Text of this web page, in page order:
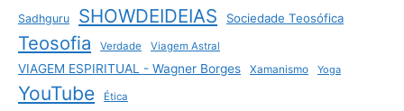
Sadhguru SHOWDEIDEIAS Sociedade Teosófica
Teosofia Verdade Viagem Astral
VIAGEM ESPIRITUAL - Wagner Borges Xamanismo Yoga
YouTube Ética